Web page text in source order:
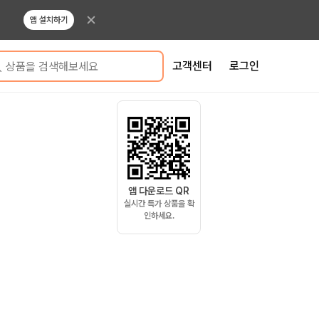
앱 설치하기
상품을 검색해보세요 고객센터 로그인
앱 다운로드 QR
실시간 특가 상품을 확
인하세요.